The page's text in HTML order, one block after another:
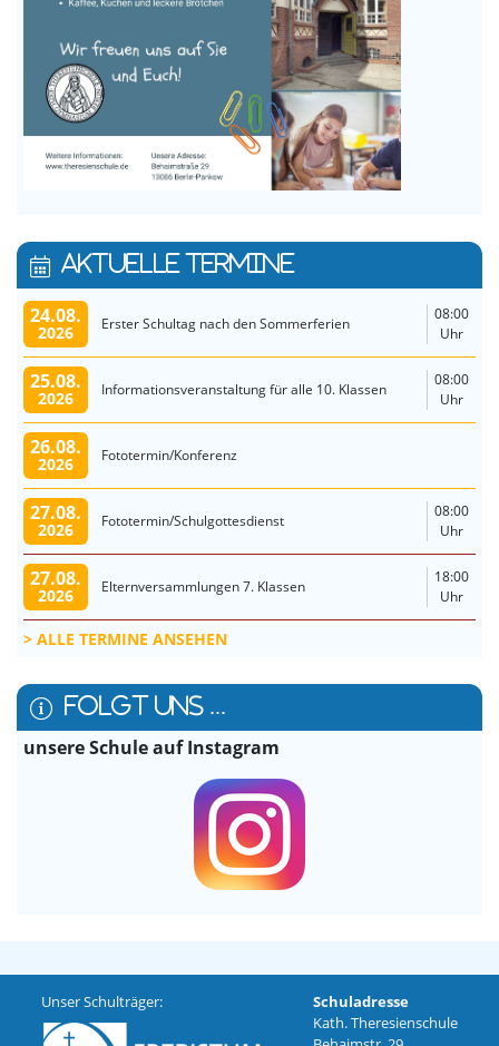
AKTUELLE TERMINE
24.08.
2026 Erster Schultag nach den Sommerferien
08:00
Uhr
25.08.
2026 Informationsveranstaltung für alle 10. Klassen
08:00
Uhr
26.08.
2026 Fototermin/Konferenz
27.08.
2026 Fototermin/Schulgottesdienst
08:00
Uhr
27.08.
2026 Elternversammlungen 7. Klassen
18:00
Uhr
ALLE TERMINE ANSEHEN
FOLGT UNS ...
unsere Schule auf Instagram
Unser Schulträger:
Schuladresse
Kath. Theresienschule